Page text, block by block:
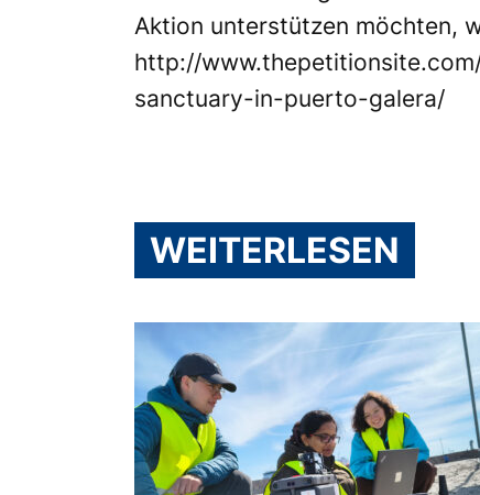
Aktion unterstützen möchten,
http://
sanctuary-in-puerto-galera/
WEITERLESEN